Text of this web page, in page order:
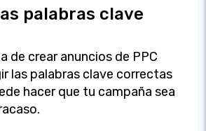
palabras clave
de crear anuncios de PPC
las palabras clave correctas
hacer que tu campaña sea